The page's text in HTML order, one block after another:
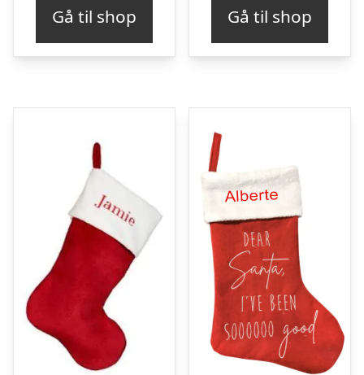
Gå til shop Gå til shop